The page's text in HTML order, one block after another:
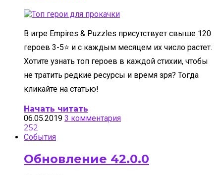
В игре Empires & Puzzles присутствует свыше 120
героев 3-5⭐ и с каждым месяцем их число растет.
Хотите узнать топ героев в каждой стихии, чтобы
не тратить редкие ресурсы и время зря? Тогда
кликайте на статью!
Начать читать
06.05.2019 3 комментария
252
События
Обновление 42.0.0